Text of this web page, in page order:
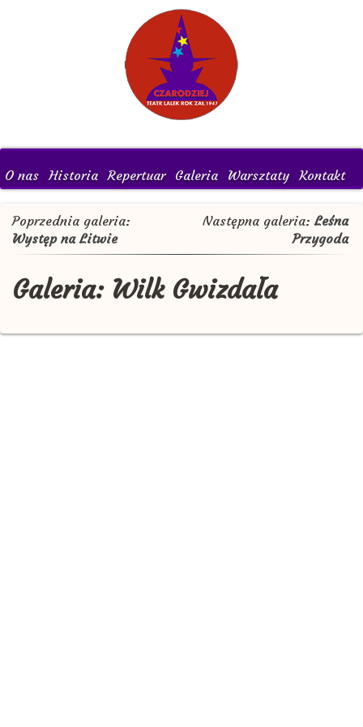
O nas Historia Repertuar Galeria Warsztaty Kontakt
Poprzednia galeria:
Występ na Litwie
Następna galeria:Leśna
Przygoda
Galeria: Wilk Gwizdała